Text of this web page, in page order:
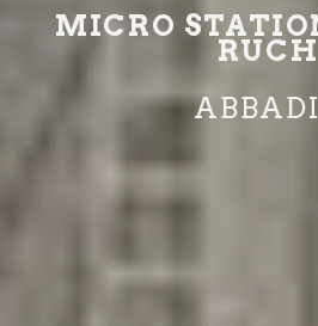
MICRO
RUCH